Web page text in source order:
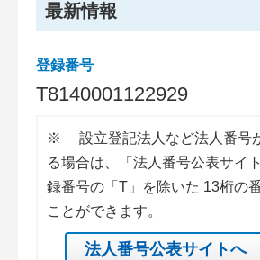
最新情報
登録番号
T8140001122929
※
設立登記法人など法人番号
る場合は、「法人番号公表サイ
録番号の「T」を除いた 13桁の
ことができます。
法人番号公表サイトへ